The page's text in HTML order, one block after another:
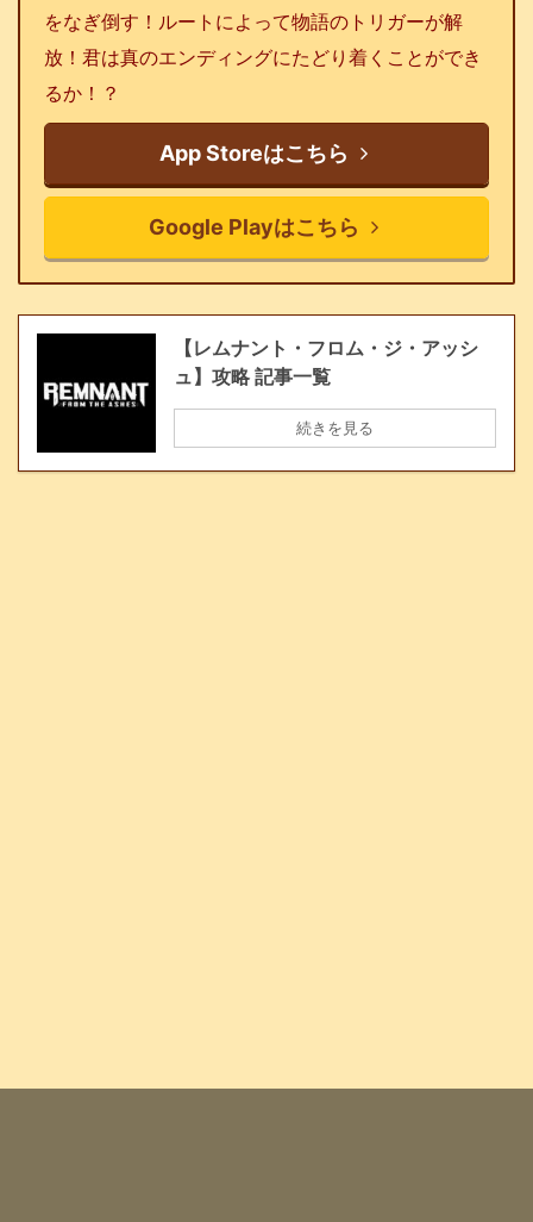
をなぎ倒す！ルートによって物語のトリガーが解
放！君は真のエンディングにたどり着くことができ
るか！？
App Storeはこちら
Google Playはこちら
【レムナント・フロム・ジ・アッシ
ュ】攻略 記事一覧
続きを見る